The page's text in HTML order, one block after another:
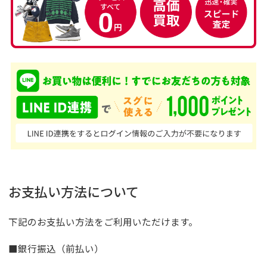
お支払い方法について
下記のお支払い方法をご利用いただけます。
■銀行振込（前払い）